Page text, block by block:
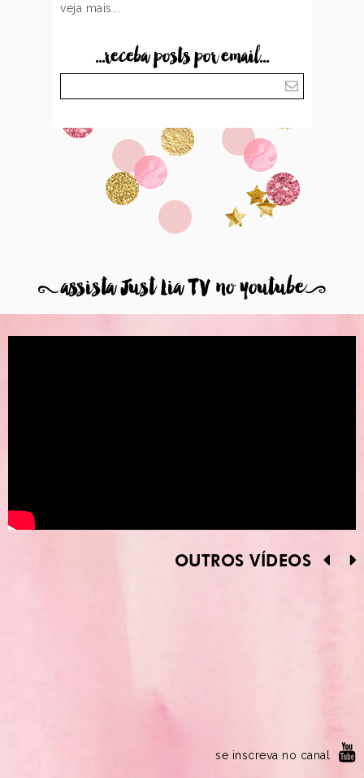
veja mais...
...receba posts por email...
8assista Just Lia TV no youtube9
OUTROS VÍDEOS
se inscreva no canal